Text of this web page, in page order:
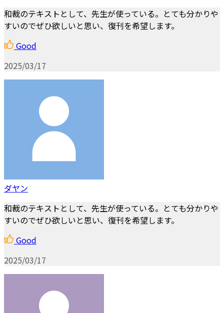
和裁のテキストとして、先生が使っている。とても分かりや
すいのでぜひ欲しいと思い、復刊を希望します。
Good
2025/03/17
ダヤン
和裁のテキストとして、先生が使っている。とても分かりや
すいのでぜひ欲しいと思い、復刊を希望します。
Good
2025/03/17